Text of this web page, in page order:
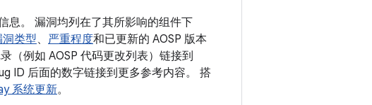
息。 漏洞均列在了其所影响的组件下
洞类型、 严重程度和已更新的 AOSP 版本
（例如 AOSP 代码更改列表）链接到
ID 后面的数字链接到更多参考内容。 搭
系统更新。